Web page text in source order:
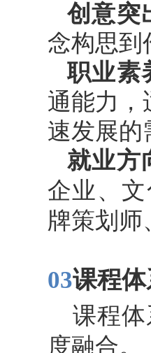
创意突
念构思到
职业素
通能力，
速发展
就业方
企业、
牌策划师
03课程
课程
度融合。